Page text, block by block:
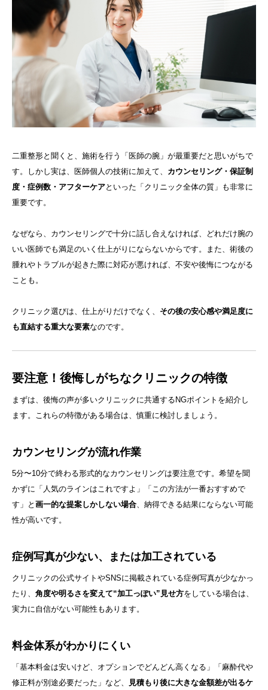
二重整形と聞くと、施術を行う「医師の腕」が最重要だと思いがちで
す。しかし実は、医師個人の技術に加えて、 カウンセリング・保証制
度・症例数・アフターケアといった「クリニック全体の質」も非常に
重要です。
なぜなら、カウンセリングで十分に話し合えなければ、どれだけ腕の
いい医師でも満足のいく仕上がりにならないからです。また、術後の
腫れやトラブルが起きた際に対応が悪ければ、不安や後悔につながる
ことも。
クリニック選びは、仕上がりだけでなく、 その後の安心感や満足度に
も直結する重大な要素なのです。
要注意！後悔しがちなクリニックの特徴
まずは、後悔の声が多いクリニックに共通するNGポイントを紹介し
ます。これらの特徴がある場合は、慎重に検討しましょう。
カウンセリングが流れ作業
5分〜10分で終わる形式的なカウンセリングは要注意です。希望を聞
かずに「人気のラインはこれですよ」「この方法が一番おすすめで
す」と 画一的な提案しかしない場合、納得できる結果にならない可能
性が高いです。
症例写真が少ない、または加工されている
クリニックの公式サイトやSNSに掲載されている症例写真が少なかっ
たり、 角度や明るさを変えて“加工っぽい”見せ方をしている場合は、
実力に自信がない可能性もあります。
料金体系がわかりにくい
「基本料金は安いけど、オプションでどんどん高くなる」「麻酔代や
修正料が別途必要だった」など、
見積もり後に大きな金額差が出るケ